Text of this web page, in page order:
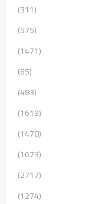
(311)
(575)
(1471)
(65)
(483)
(1619)
(1470)
(1673)
(2717)
(1274)